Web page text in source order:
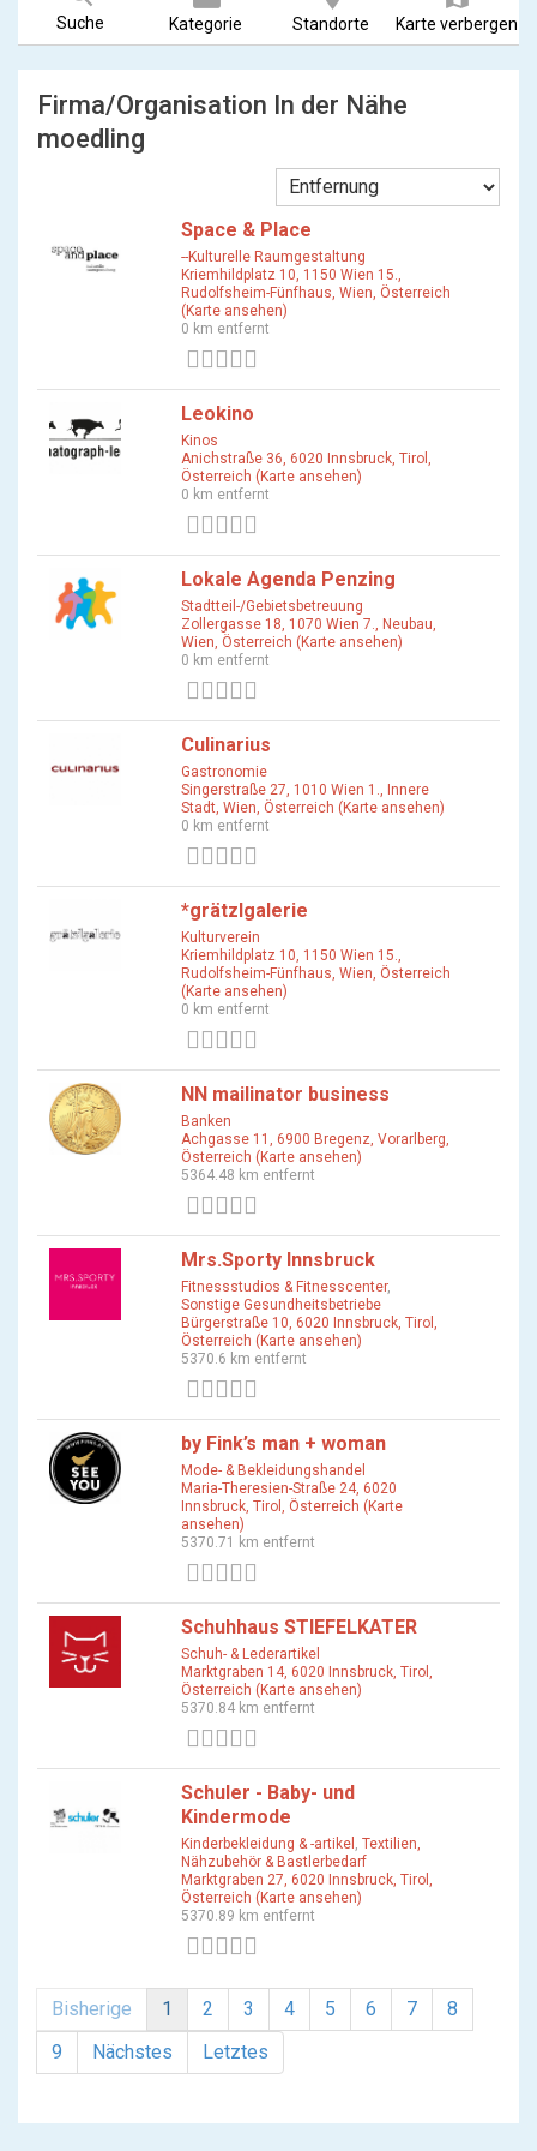
Suche Kategorie Standorte Karte verbergen
Firma/Organisation In der Nähe
moedling
Space & Place
--Kulturelle Raumgestaltung
Kriemhildplatz 10, 1150 Wien 15.,
Rudolfsheim-Fünfhaus, Wien, Österreich
(Karte ansehen)
0 km entfernt
Leokino
Kinos
Anichstraße 36, 6020 Innsbruck, Tirol,
Österreich (Karte ansehen)
0 km entfernt
Lokale Agenda Penzing
Stadtteil-/Gebietsbetreuung
Zollergasse 18, 1070 Wien 7., Neubau,
Wien, Österreich (Karte ansehen)
0 km entfernt
Culinarius
Gastronomie
Singerstraße 27, 1010 Wien 1., Innere
Stadt, Wien, Österreich (Karte ansehen)
0 km entfernt
*grätzlgalerie
Kulturverein
Kriemhildplatz 10, 1150 Wien 15.,
Rudolfsheim-Fünfhaus, Wien, Österreich
(Karte ansehen)
0 km entfernt
NN mailinator business
Banken
Achgasse 11, 6900 Bregenz, Vorarlberg,
Österreich (Karte ansehen)
5364.48 km entfernt
Mrs.Sporty Innsbruck
Fitnessstudios & Fitnesscenter,
Sonstige Gesundheitsbetriebe
Bürgerstraße 10, 6020 Innsbruck, Tirol,
Österreich (Karte ansehen)
5370.6 km entfernt
by Fink’s man + woman
Mode- & Bekleidungshandel
Maria-Theresien-Straße 24, 6020
Innsbruck, Tirol, Österreich (Karte
ansehen)
5370.71 km entfernt
Schuhhaus STIEFELKATER
Schuh- & Lederartikel
Marktgraben 14, 6020 Innsbruck, Tirol,
Österreich (Karte ansehen)
5370.84 km entfernt
Schuler - Baby- und
Kindermode
Kinderbekleidung & -artikel , Textilien,
Nähzubehör & Bastlerbedarf
Marktgraben 27, 6020 Innsbruck, Tirol,
Österreich (Karte ansehen)
5370.89 km entfernt
Bisherige 1 2 3 4 5 6 7
8
9
Nächstes Letztes